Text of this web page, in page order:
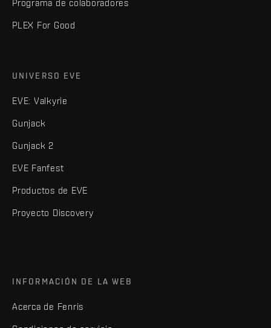
Programa de colaboradores
PLEX For Good
UNIVERSO EVE
EVE: Valkyrie
Gunjack
Gunjack 2
EVE Fanfest
Productos de EVE
Proyecto Discovery
INFORMACIÓN DE LA WEB
Acerca de Fenris